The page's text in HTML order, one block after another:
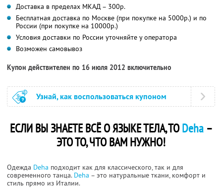
Доставка в пределах МКАД – 300р.
Бесплатная доставка по Москве (при покупке на 5000р.) и по
России (при покупке на 10000р.)
Условия доставки по России уточняйте у оператора
Возможен самовывоз
Купон действителен по 16 июля 2012 включительно
Узнай, как воспользоваться купоном
ЕСЛИ ВЫ ЗНАЕТЕ ВСЁ О ЯЗЫКЕ ТЕЛА, ТОDeha–
ЭТО ТО, ЧТО ВАМ НУЖНО!
Одежда Deha подходит как для классического, так и для
современного танца. Deha – это натуральные ткани, комфорт и
стиль прямо из Италии.